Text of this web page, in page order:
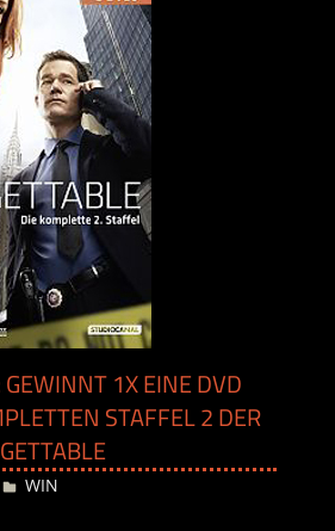
GEWINNT 1X EINE DVD
STAFFEL 2 DER
Desiree
WIN